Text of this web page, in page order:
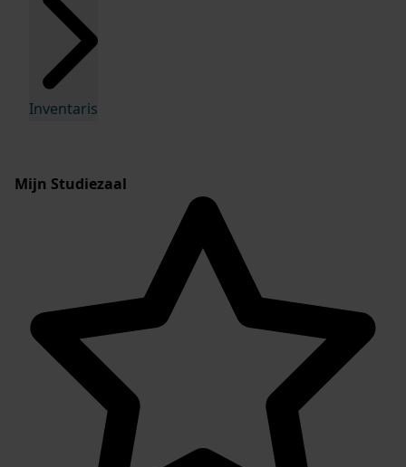
Inventaris
Mijn Studiezaal